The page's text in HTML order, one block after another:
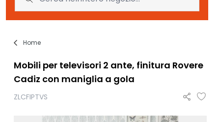
Home
Mobili per televisori 2 ante, finitura Rovere
Cadiz con maniglia a gola
ZLCFIPTVS